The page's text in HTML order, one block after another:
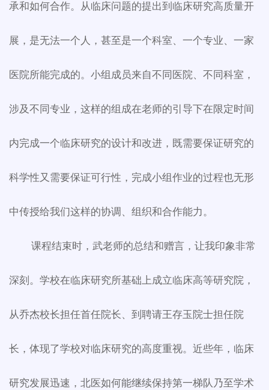
承和如何合作。从临床问题的提出到临床研究高质量开
展，是无法一个人，甚至是一个科室、一个专业、一家
医院所能完成的。小组成员来自不同医院、不同科室，
涉及不同专业，这样的组成在老师的引导下在限定时间
内完成一个临床研究的设计和改进，既需要保证研究的
科学性又需要保证可行性，完成小组作业的过程也无形
中传授给我们这样的协调、组织和合作能力。
课程结束时，武老师的总结和赠言，让我印象非常
深刻。学校在临床研究所基础上成立临床高等研究院，
从乔杰校长担任首任院长、到聘请王存玉院士担任院
长，体现了学校对临床研究的高度重视。近些年，临床
研究发展迅速，北医如何能继续保持第一梯队乃至学术